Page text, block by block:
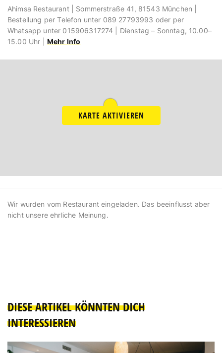
Ahimsa Restaurant | Sommerstraße 41, 81543 München |
Bestellung per Telefon unter 089 27793993 oder per
Whatsapp unter 015906317274 | Dienstag – Sonntag, 10.00–
15.00 Uhr | Mehr Info
KARTE AKTIVIEREN
Wir wurden vom Restaurant eingeladen. Das beeinflusst aber
nicht unsere ehrliche Meinung.
DIESE ARTIKEL KÖNNTEN DICH
INTERESSIEREN